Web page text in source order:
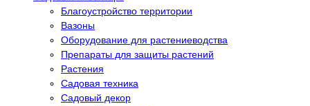
Благоустройство территории
Вазоны
Оборудование для растениеводства
Препараты для защиты растений
Растения
Садовая техника
Садовый декор